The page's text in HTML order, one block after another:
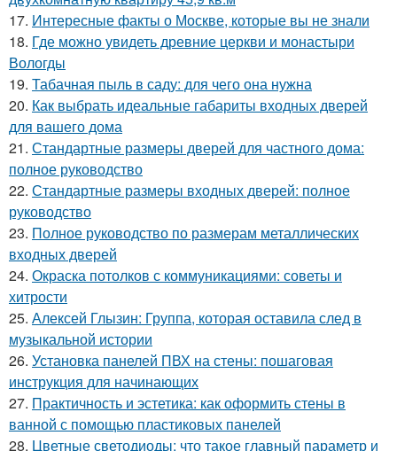
17. Интересные факты о Москве, которые вы не знали
18. Где можно увидеть древние церкви и монастыри
Вологды
19. Табачная пыль в саду: для чего она нужна
20. Как выбрать идеальные габариты входных дверей
для вашего дома
21. Стандартные размеры дверей для частного дома:
полное руководство
22. Стандартные размеры входных дверей: полное
руководство
23. Полное руководство по размерам металлических
входных дверей
24. Окраска потолков с коммуникациями: советы и
хитрости
25. Алексей Глызин: Группа, которая оставила след в
музыкальной истории
26. Установка панелей ПВХ на стены: пошаговая
инструкция для начинающих
27. Практичность и эстетика: как оформить стены в
ванной с помощью пластиковых панелей
28. Цветные светодиоды: что такое главный параметр и